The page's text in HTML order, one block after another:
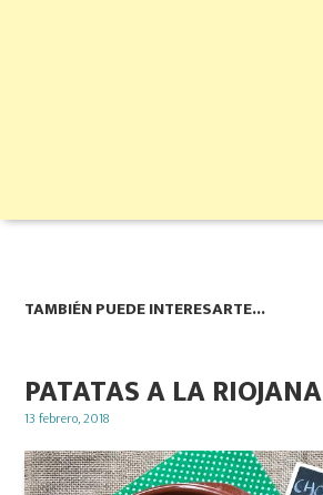
TAMBIÉN PUEDE INTERESARTE...
PATATAS A LA RIOJANA
Posted
13 febrero, 2018